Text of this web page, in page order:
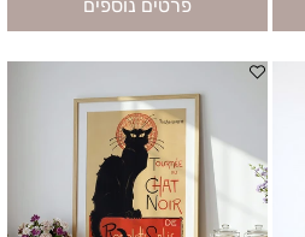
פרטים נוספים